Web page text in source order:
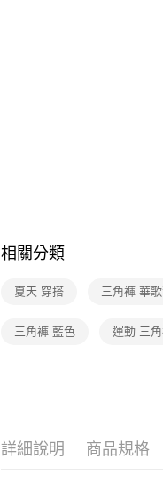
相關分類
夏天 穿搭 三角褲 華
三角褲 藍色 運動 三
詳細說明 商品規格